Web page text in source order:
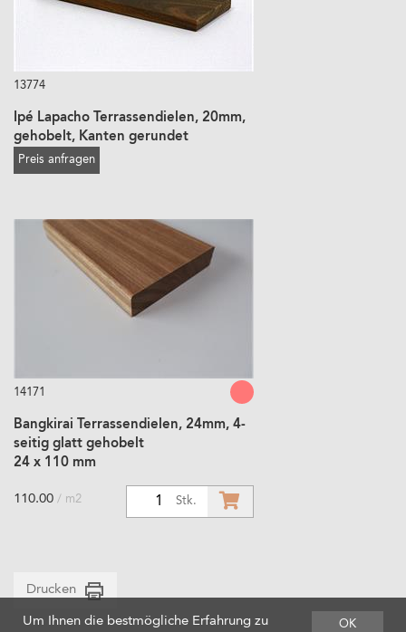
13774
Ipé Lapacho Terrassendielen, 20mm,
gehobelt, Kanten gerundet
Preis anfragen
14171
Bangkirai Terrassendielen, 24mm, 4-
seitig glatt gehobelt
24 x 110 mm
Stk.
110.00 / m2
Drucken
OK
Um Ihnen die bestmögliche Erfahrung zu